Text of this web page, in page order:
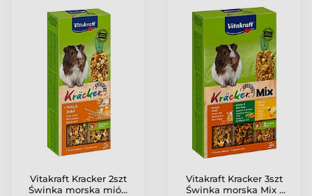
Vitakraft Kracker 2szt
Świnka morska miód
Vitakraft Kracker 3szt
Świnka morska Mix -